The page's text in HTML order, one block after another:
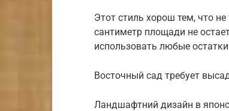
Этот стиль хорош тем, что
сантиметр площади не
использовать любые
Восточный сад требует
Ландшафтний дизайн в